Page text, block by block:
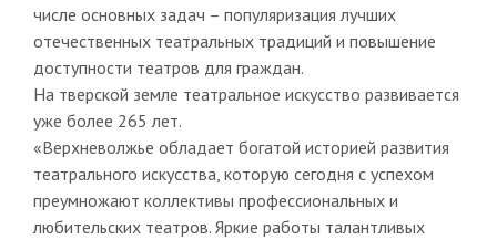
числе основных задач – популяризация лучших
отечественных театральных традиций и повышение
доступности театров для граждан.
На тверской земле театральное искусство развивается
уже более 265 лет.
«Верхневолжье обладает богатой историей развития
театрального искусства, которую сегодня с успехом
преумножают коллективы профессиональных и
любительских театров. Яркие работы талантливых